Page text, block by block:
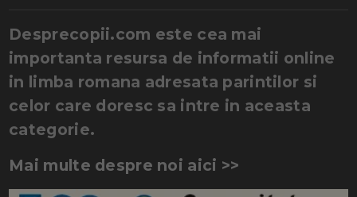
Desprecopii.com este cea mai
importanta resursa de informatii online
in limba romana adresata parintilor si
celor care doresc sa intre in aceasta
categorie.
Mai multe despre noi aici >>